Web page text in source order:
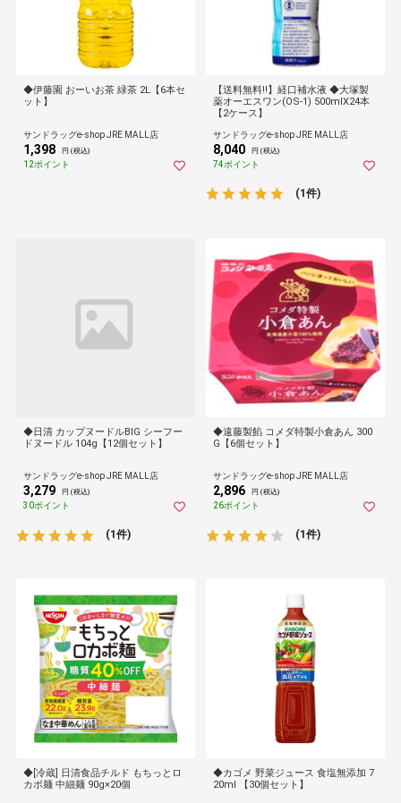
◆伊藤園 おーいお茶 緑茶 2L【6本セ
ット】
サンドラッグe-shop JRE MALL店
1,398 円 (税込)
12ポイント
【送料無料!!】経口補水液 ◆大塚製
薬オーエスワン(OS-1) 500mlX24本
【2ケース】
サンドラッグe-shop JRE MALL店
8,040 円 (税込)
74ポイント
(1件)
◆日清 カップヌードルBIG シーフー
ドヌードル 104g【12個セット】
サンドラッグe-shop JRE MALL店
3,279 円 (税込)
30ポイント
(1件)
◆遠藤製餡 コメダ特製小倉あん 300
G【6個セット】
サンドラッグe-shop JRE MALL店
2,896 円 (税込)
26ポイント
(1件)
◆[冷蔵] 日清食品チルド もちっとロ
カボ麺 中細麺 90g×20個
◆カゴメ 野菜ジュース 食塩無添加 7
20ml 【30個セット】